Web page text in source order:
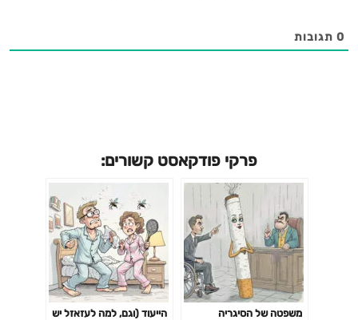
0 תגובות
פרקי פודקאסט קשורים:
משפטה של הסיגריה
הייעוד (וגם, למה לעזאזל יש